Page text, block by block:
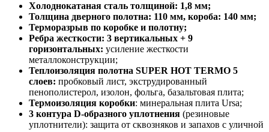
Холоднокатаная сталь толщиной: 1,8 мм;
Толщина дверного полотна: 110 мм, короба: 140 мм;
Терморазрыв по коробке и полотну;
Ребра жесткости: 3 вертикальных + 9
горизонтальных: усиление жесткости
металлоконструкции;
Теплоизоляция полотна SUPER НОТ ТЕRМО 5
слоев: пробковый лист, экструдированный
пенополистерол, изолон, фольга, базальтовая плита;
Термоизоляция коробки: минеральная плита Ursa;
3 контура D-образного уплотнения (резиновые
уплотнители): защита от сквозняков и запахов с уличной